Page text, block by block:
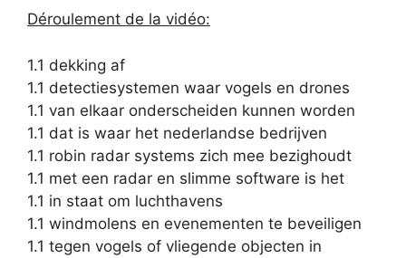
Déroulement de la vidéo:
1.1 dekking af
1.1 detectiesystemen waar vogels en drones
1.1 van elkaar onderscheiden kunnen worden
1.1 dat is waar het nederlandse bedrijven
1.1 robin radar systems zich mee bezighoudt
1.1 met een radar en slimme software is het
1.1 in staat om luchthavens
1.1 windmolens en evenementen te beveiligen
1.1 tegen vogels of vliegende objecten in